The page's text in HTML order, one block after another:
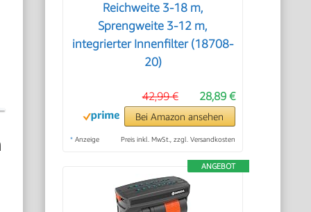
Reichweite 3-18 m,
Sprengweite 3-12 m,
integrierter Innenfilter (18708-
20)
28,89 €
42,99 €
Bei Amazon ansehen
* Anzeige Preis inkl. MwSt., zzgl. Versandkosten
ANGEBOT